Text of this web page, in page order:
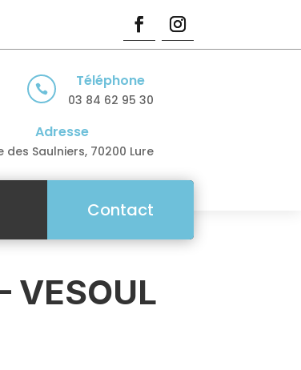
 Téléphone
03 84 62 95 30
Adresse
des Saulniers, 70200 Lure
Contact
VESOUL